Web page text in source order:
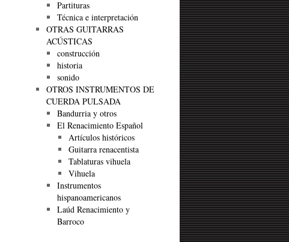
Partituras
Técnica e interpretación
OTRAS GUITARRAS
ACÚSTICAS
construcción
historia
sonido
OTROS INSTRUMENTOS DE
CUERDA PULSADA
Bandurria y otros
El Renacimiento Español
Artículos históricos
Guitarra renacentista
Tablaturas vihuela
Vihuela
Instrumentos
hispanoamericanos
Laúd Renacimiento y
Barroco